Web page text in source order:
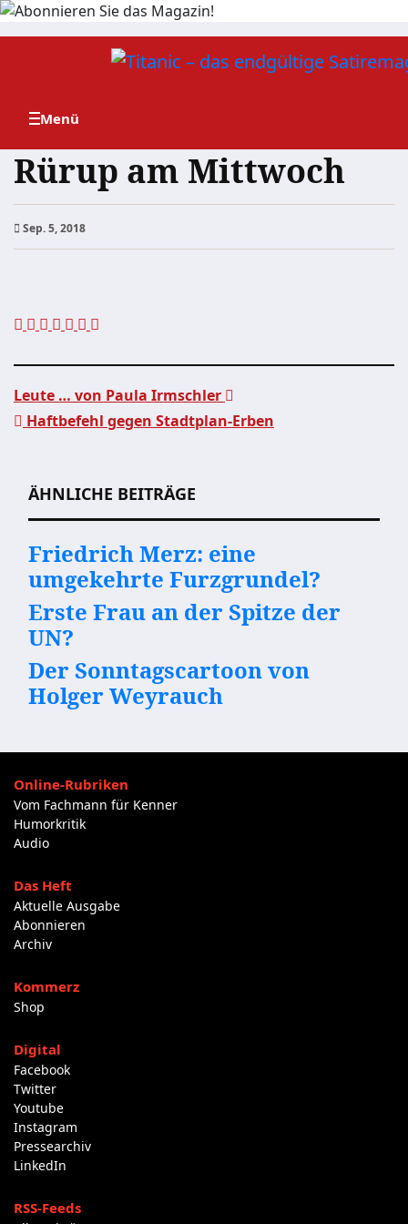
Zum
Rürup am Mittwoch
Sep. 5, 2018
Leute … von Paula Irmschler
Haftbefehl gegen Stadtplan-Erben
ÄHNLICHE BEITRÄGE
Friedrich Merz: eine
umgekehrte Furzgrundel?
Erste Frau an der Spitze der
UN?
Der Sonntagscartoon von
Holger Weyrauch
Online-Rubriken
Vom Fachmann für Kenner
Humorkritik
Audio
Das Heft
Aktuelle Ausgabe
Abonnieren
Archiv
Kommerz
Shop
Digital
Facebook
Twitter
Youtube
Instagram
Pressearchiv
LinkedIn
RSS-Feeds